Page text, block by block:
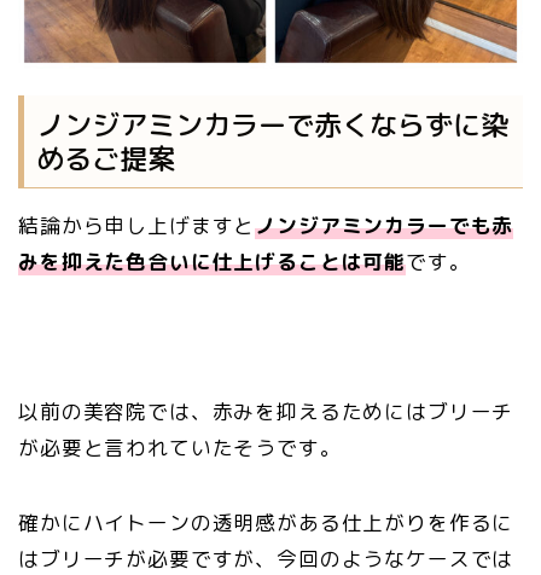
ノンジアミンカラーで赤くならずに染
めるご提案
結論から申し上げますとノンジアミンカラーでも赤
みを抑えた色合いに仕上げることは可能です。
以前の美容院では、赤みを抑えるためにはブリーチ
が必要と言われていたそうです。
確かにハイトーンの透明感がある仕上がりを作るに
はブリーチが必要ですが、今回のようなケースでは